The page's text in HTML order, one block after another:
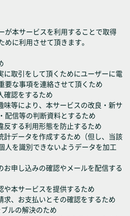
が本サービスを利用することで取得
に利用させて頂きます。
に取引をして頂くためにユーザーに電
要な事項を連絡させて頂くため
確認をするため
等により、本サービスの改良・新サ
配信等の判断資料とするため
する利用形態を防止するため
計データを作成するため（但し、当該
人を識別できないようデータを加工
申し込みの確認やメールを配信する
本サービスを提供するため
、お支払いとその確認をするため
ルの解決のため